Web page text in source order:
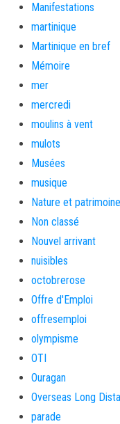
Manifestations
martinique
Martinique en bref
Mémoire
mer
mercredi
moulins à vent
mulots
Musées
musique
Nature et
Non classé
Nouvel arrivant
nuisibles
octobrerose
Offre d'Emploi
offresemploi
olympisme
OTI
Ouragan
Overseas Long
parade